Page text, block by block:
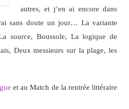
autres, et j’en ai encore dans
sans doute un jour… La variante
source, Boussole, La logique de
Deux messieurs sur la plage, les
et au Match de la rentrée littéraire